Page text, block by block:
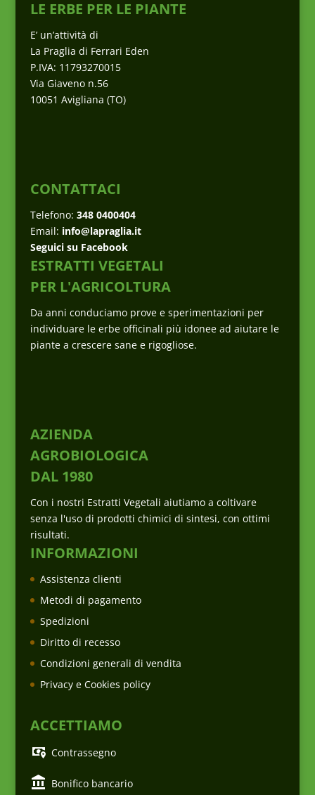
LE ERBE PER LE PIANTE
E’ un’attività di
La Praglia di Ferrari Eden
P.IVA: 11793270015
Via Giaveno n.56
10051 Avigliana (TO)
CONTATTACI
Telefono: 348 0400404
Email: info@lapraglia.it
Seguici su Facebook
ESTRATTI VEGETALI
PER L'AGRICOLTURA
Da anni conduciamo prove e sperimentazioni per
individuare le erbe officinali più idonee ad aiutare le
piante a crescere sane e rigogliose.
AZIENDA
AGROBIOLOGICA
DAL 1980
Con i nostri Estratti Vegetali aiutiamo a coltivare
senza l'uso di prodotti chimici di sintesi, con ottimi
risultati.
INFORMAZIONI
Assistenza clienti
Metodi di pagamento
Spedizioni
Diritto di recesso
Condizioni generali di vendita
Privacy e Cookies policy
ACCETTIAMO
Contrassegno
Bonifico bancario